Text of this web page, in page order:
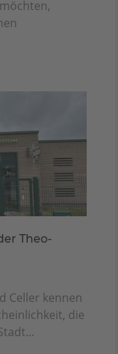
Theo-
Celler kennen
die